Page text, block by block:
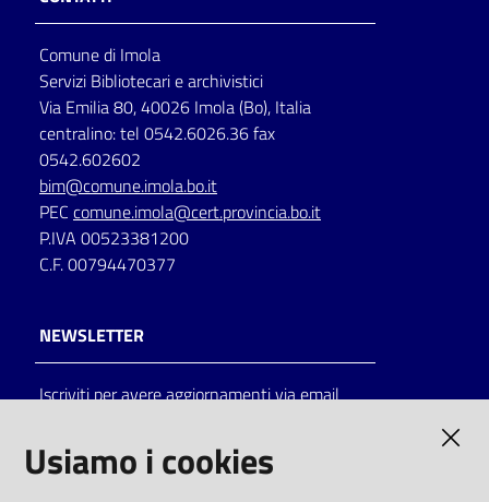
per
lettura
Seguici
su
Catalogo
on line
Comune di Imola
Servizi Bibliotecari e archivistici
Via Emilia 80, 40026 Imola (Bo), Italia
centralino: tel 0542.6026.36 fax
0542.602602
bim@comune.imola.bo.it
PEC comune.imola@cert.provincia.bo.it
P.IVA 00523381200
C.F. 00794470377
NEWSLETTER
Iscriviti per avere aggiornamenti via email
Usiamo i cookies